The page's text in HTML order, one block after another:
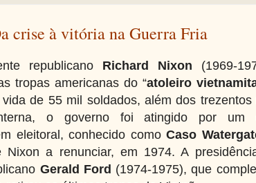
crise à vitória na Guerra Fria
republicano Richard Nixon (1969-
tropas americanas do “atoleiro
de 55 mil soldados, além dos trezentos
o governo foi atingido por um
eleitoral, conhecido como Caso
Nixon a renunciar, em 1974. A
Gerald Ford (1974-1975), que